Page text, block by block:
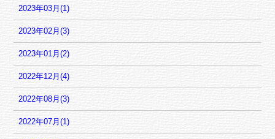
2023年03月(1)
2023年02月(3)
2023年01月(2)
2022年12月(4)
2022年08月(3)
2022年07月(1)